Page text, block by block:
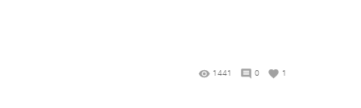
1441 0 1